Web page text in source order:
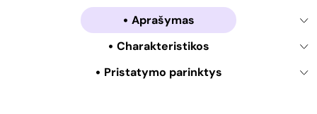
Aprašymas
Charakteristikos
Pristatymo parinktys